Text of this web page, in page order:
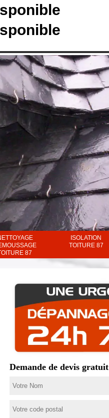
87
ISOLATION
TOITURE 87
Demande de devis gratuit